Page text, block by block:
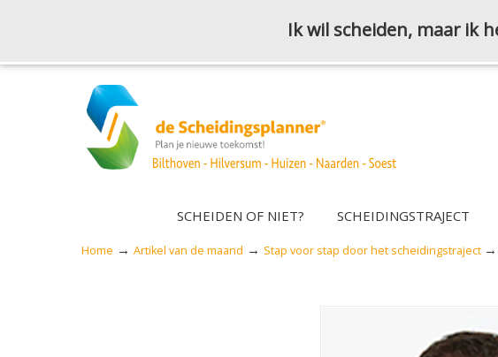
SCHEIDEN OF NIET? SCHEIDINGSTRAJECT
Home → Artikel van de maand → Stap voor stap door het scheidingstraject →
Ik wil scheiden, maar ik